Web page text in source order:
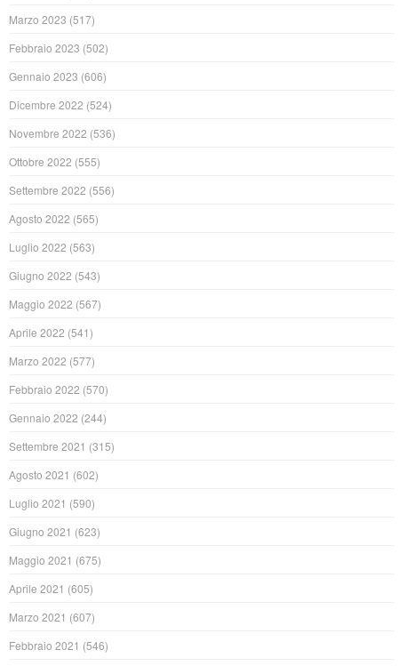
Marzo 2023 (517)
Febbraio 2023 (502)
Gennaio 2023 (606)
Dicembre 2022 (524)
Novembre 2022 (536)
Ottobre 2022 (555)
Settembre 2022 (556)
Agosto 2022 (565)
Luglio 2022 (563)
Giugno 2022 (543)
Maggio 2022 (567)
Aprile 2022 (541)
Marzo 2022 (577)
Febbraio 2022 (570)
Gennaio 2022 (244)
Settembre 2021 (315)
Agosto 2021 (602)
Luglio 2021 (590)
Giugno 2021 (623)
Maggio 2021 (675)
Aprile 2021 (605)
Marzo 2021 (607)
Febbraio 2021 (546)